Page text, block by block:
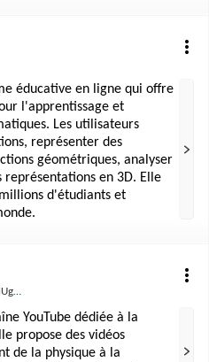
éducative en ligne qui offre
l'apprentissage et
Les utilisateurs
représenter des
géométriques, analyser
représentations en 3D. Elle
d'étudiants et
YouTube dédiée à la
propose des vidéos
de la physique à la